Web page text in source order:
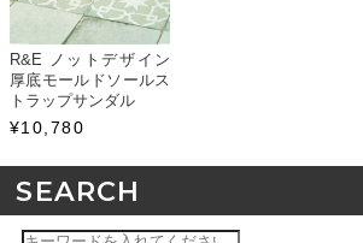
R&E ノットデザイン
厚底モールドソールス
トラップサンダル
¥10,780
SEARCH